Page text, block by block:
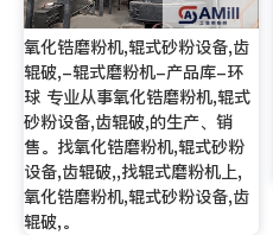
氧化锆磨粉机,辊式砂粉设备,齿
辊破,-辊式磨粉机-产品库-环
球 专业从事氧化锆磨粉机,辊式
砂粉设备,齿辊破,的生产、销
售。找氧化锆磨粉机,辊式砂粉
设备,齿辊破,,找辊式磨粉机上,
氧化锆磨粉机,辊式砂粉设备,齿
辊破,。